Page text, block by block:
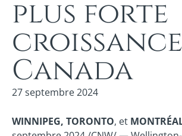
plus forte
Canada
27 septembre 2024
WINNIPEG, TORONTO, et